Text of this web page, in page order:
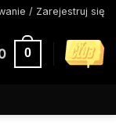
/ Zarejestruj się
0